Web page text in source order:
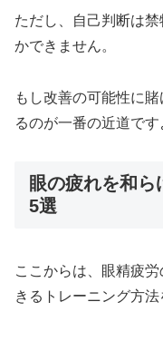
ただし、自己判断は
かできません。
もし改善の可能性に
るのが一番の近道です
眼の疲れを和
5選
ここからは、眼精疲
きるトレーニング方法